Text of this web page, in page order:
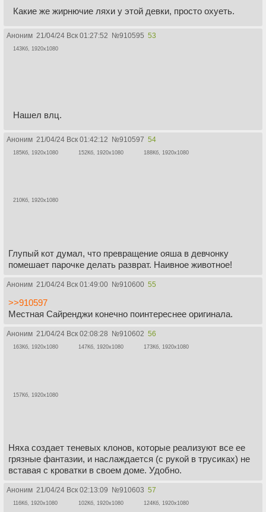
Какие же жирнючие ляхи у этой девки, просто охуеть.
Аноним 21/04/24 Вск 01:27:52 №910595 53
143Кб, 1920x1080
Нашел влц.
Аноним 21/04/24 Вск 01:42:12 №910597 54
185Кб, 1920x1080 152Кб, 1920x1080 188Кб, 1920x1080
210Кб, 1920x1080
Глупый кот думал, что превращение ояша в девчонку
помешает парочке делать разврат. Наивное животное!
Аноним 21/04/24 Вск 01:49:00 №910600 55
>>910597
Местная Сайренджи конечно поинтереснее оригинала.
Аноним 21/04/24 Вск 02:08:28 №910602 56
163Кб, 1920x1080 147Кб, 1920x1080 173Кб, 1920x1080
157Кб, 1920x1080
Няха создает теневых клонов, которые реализуют все ее
грязные фантазии, и наслаждается (с рукой в трусиках) не
вставая с кроватки в своем доме. Удобно.
Аноним 21/04/24 Вск 02:13:09 №910603 57
116Кб, 1920x1080 102Кб, 1920x1080 124Кб, 1920x1080